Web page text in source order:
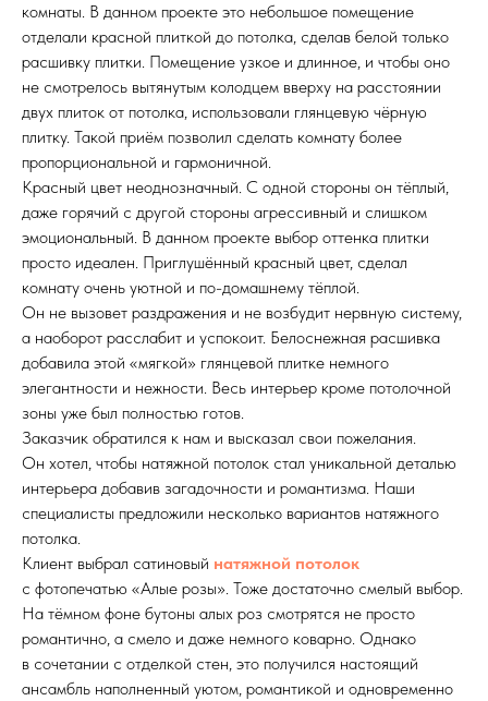
комнаты. В данном проекте это небольшое помещение
отделали красной плиткой до потолка, сделав белой только
расшивку плитки. Помещение узкое и длинное, и чтобы оно
не смотрелось вытянутым колодцем вверху на расстоянии
двух плиток от потолка, использовали глянцевую чёрную
плитку. Такой приём позволил сделать комнату более
пропорциональной и гармоничной.
Красный цвет неоднозначный. С одной стороны он тёплый,
даже горячий с другой стороны агрессивный и слишком
эмоциональный. В данном проекте выбор оттенка плитки
просто идеален. Приглушённый красный цвет, сделал
комнату очень уютной и по-домашнему тёплой.
Он не вызовет раздражения и не возбудит нервную систему,
а наоборот расслабит и успокоит. Белоснежная расшивка
добавила этой «мягкой» глянцевой плитке немного
элегантности и нежности. Весь интерьер кроме потолочной
зоны уже был полностью готов.
Заказчик обратился к нам и высказал свои пожелания.
Он хотел, чтобы натяжной потолок стал уникальной деталью
интерьера добавив загадочности и романтизма. Наши
специалисты предложили несколько вариантов натяжного
потолка.
Клиент выбрал сатиновый натяжной потолок
с фотопечатью «Алые розы». Тоже достаточно смелый выбор.
На тёмном фоне бутоны алых роз смотрятся не просто
романтично, а смело и даже немного коварно. Однако
в сочетании с отделкой стен, это получился настоящий
ансамбль наполненный уютом, романтикой и одновременно